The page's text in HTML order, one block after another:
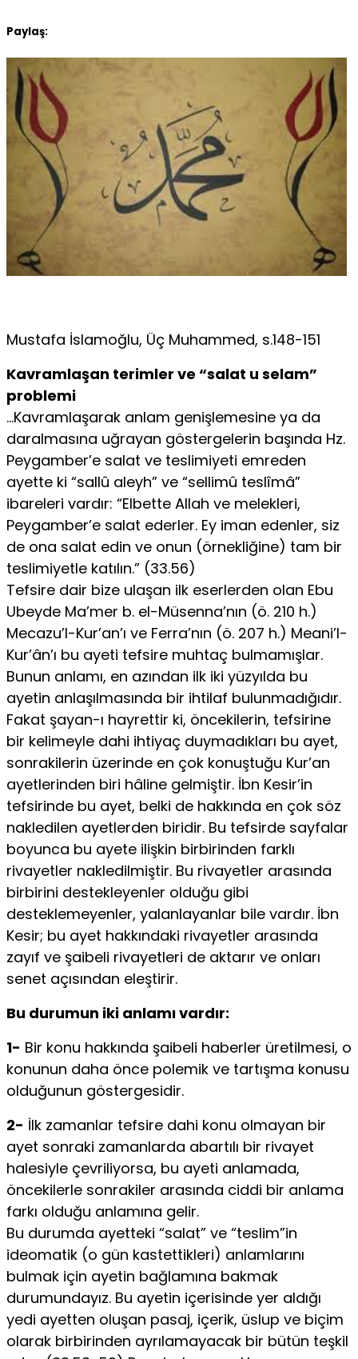
Paylaş:
Mustafa İslamoğlu, Üç Muhammed, s.148-151
Kavramlaşan terimler ve “salat u selam”
problemi
…Kavramlaşarak anlam genişlemesine ya da
daralmasına uğrayan göstergelerin başında Hz.
Peygamber’e salat ve teslimiyeti emreden
ayette ki “sallû aleyh” ve “sellimû teslîmâ”
ibareleri vardır: “Elbette Allah ve melekleri,
Peygamber’e salat ederler. Ey iman edenler, siz
de ona salat edin ve onun (örnekliğine) tam bir
teslimiyetle katılın.” (33.56)
Tefsire dair bize ulaşan ilk eserlerden olan Ebu
Ubeyde Ma’mer b. el-Müsenna’nın (ö. 210 h.)
Mecazu’l-Kur’an’ı ve Ferra’nın (ö. 207 h.) Meani’l-
Kur’ân’ı bu ayeti tefsire muhtaç bulmamışlar.
Bunun anlamı, en azından ilk iki yüzyılda bu
ayetin anlaşılmasında bir ihtilaf bulunmadığıdır.
Fakat şayan-ı hayrettir ki, öncekilerin, tefsirine
bir kelimeyle dahi ihtiyaç duymadıkları bu ayet,
sonrakilerin üzerinde en çok konuştuğu Kur’an
ayetlerinden biri hâline gelmiştir. İbn Kesir’in
tefsirinde bu ayet, belki de hakkında en çok söz
nakledilen ayetlerden biridir. Bu tefsirde sayfalar
boyunca bu ayete ilişkin birbirinden farklı
rivayetler nakledilmiştir. Bu rivayetler arasında
birbirini destekleyenler olduğu gibi
desteklemeyenler, yalanlayanlar bile vardır. İbn
Kesir; bu ayet hakkındaki rivayetler arasında
zayıf ve şaibeli rivayetleri de aktarır ve onları
senet açısından eleştirir.
Bu durumun iki anlamı vardır:
1- Bir konu hakkında şaibeli haberler üretilmesi, o
konunun daha önce polemik ve tartışma konusu
olduğunun göstergesidir.
2- İlk zamanlar tefsire dahi konu olmayan bir
ayet sonraki zamanlarda abartılı bir rivayet
halesiyle çevriliyorsa, bu ayeti anlamada,
öncekilerle sonrakiler arasında ciddi bir anlama
farkı olduğu anlamına gelir.
Bu durumda ayetteki “salat” ve “teslim”in
ideomatik (o gün kastettikleri) anlamlarını
bulmak için ayetin bağlamına bakmak
durumundayız. Bu ayetin içerisinde yer aldığı
yedi ayetten oluşan pasaj, içerik, üslup ve biçim
olarak birbirinden ayrılamayacak bir bütün teşkil